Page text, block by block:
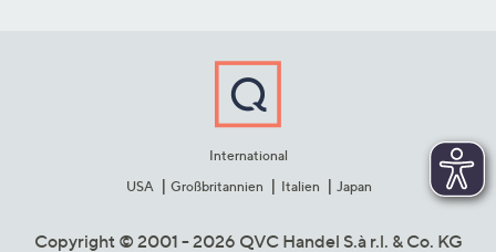
International
USA
Großbritannien Italien Japan
Copyright © 2001 - 2026 QVC Handel S.à r.l. & Co. KG